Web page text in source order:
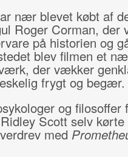
nær blevet købt af
Roger Corman, der
på historien og
blev filmen et
der vækker
frygt og begær.
og filosoffer
Scott selv kørte
med